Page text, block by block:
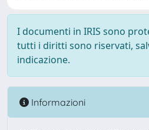
I documenti in IRIS sono
tutti i diritti sono riservati,
indicazione.
Informazioni